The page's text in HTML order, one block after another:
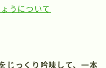
うについて
じっくり吟味して、一本